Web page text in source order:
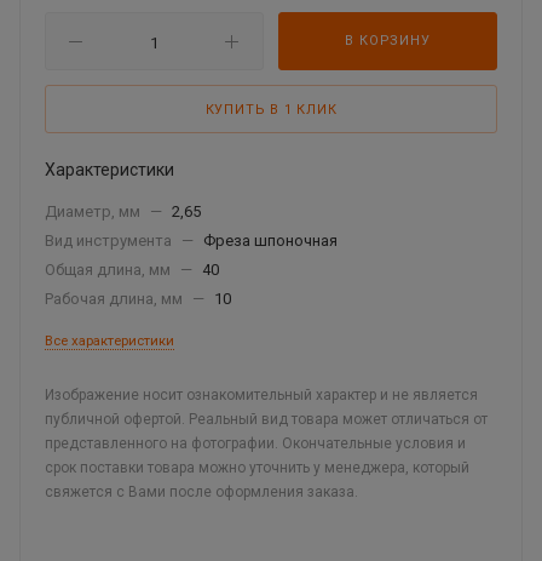
В КОРЗИНУ
КУПИТЬ В 1 КЛИК
Характеристики
Диаметр, мм — 2,65
Вид инструмента
—
Фреза шпоночная
Общая длина, мм
—
40
Рабочая длина, мм
— 10
Все характеристики
Изображение носит ознакомительный характер и не является
публичной офертой. Реальный вид товара может отличаться от
представленного на фотографии. Окончательные условия и
срок поставки товара можно уточнить у менеджера, который
свяжется с Вами после оформления заказа.